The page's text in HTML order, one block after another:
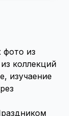
фото из
коллекций
изучаение